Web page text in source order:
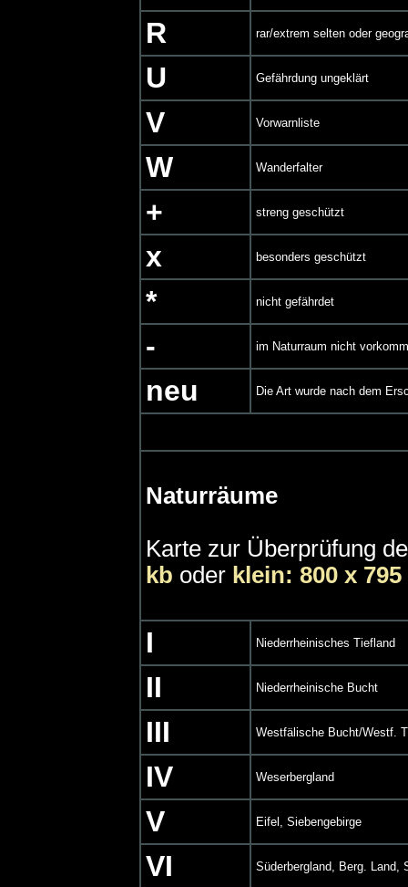
R
rar/extrem selten oder
U Gefährdung ungeklärt
V Vorwarnliste
W Wanderfalter
+ streng geschützt
x besonders geschützt
* nicht gefährdet
- im Naturraum nicht
neu Die Art wurde nach dem
Naturräume
Karte zur Überprüfung
kb oder klein: 800 x
I Niederrheinisches Tiefland
II Niederrheinische Bucht
III Westfälische Bucht/Westf.
IV Weserbergland
V Eifel, Siebengebirge
VI Süderbergland, Berg. Land,